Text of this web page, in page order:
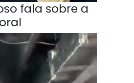
fala sobre a